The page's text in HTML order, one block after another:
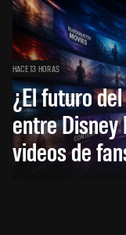
HACE 13 HORAS
¿El futuro
entre Disney
videos de